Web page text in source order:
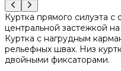
Куртка прямого силуэта с
центральной застежкой
Куртка с нагрудным
рельефных швах. Низ
двойными фиксаторами.